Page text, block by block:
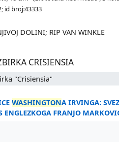
id broj:43333
DOLINI; RIP VAN WINKLE
CRISIENSIA
"Crisiensia"
WASHINGTONA IRVINGA:
ENGLEZKOGA FRANJO